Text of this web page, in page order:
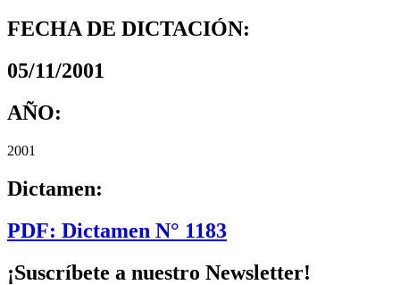
FECHA DE DICTACIÓN:
05/11/2001
AÑO:
2001
Dictamen:
PDF: Dictamen N° 1183
¡Suscríbete a nuestro Newsletter!